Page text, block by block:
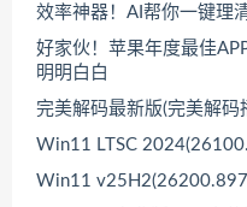
效率神器！AI帮你一键理
好家伙！苹果年度最佳
明明白白
完美解码最新版(完美解
Win11 LTSC
Win11